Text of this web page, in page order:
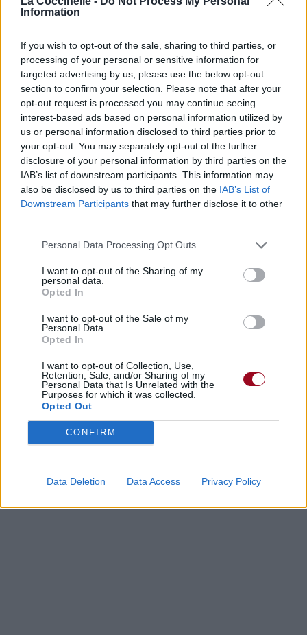
Information
If you wish to opt-out of the sale, sharing to third parties, or
processing of your personal or sensitive information for
targeted advertising by us, please use the below opt-out
section to confirm your selection. Please note that after your
opt-out request is processed you may continue seeing
interest-based ads based on personal information utilized by
us or personal information disclosed to third parties prior to
your opt-out. You may separately opt-out of the further
disclosure of your personal information by third parties on the
IAB’s list of downstream participants. This information may
also be disclosed by us to third parties on the IAB’s List of
Downstream Participants that may further disclose it to other
Personal Data Processing Opt Outs
I want to opt-out of the Sharing of my
personal data.
Opted In
I want to opt-out of the Sale of my
Personal Data.
Opted In
I want to opt-out of Collection, Use,
Retention, Sale, and/or Sharing of my
Personal Data that Is Unrelated with the
Purposes for which it was collected.
Opted Out
CONFIRM
Data Deletion Data Access Privacy Policy